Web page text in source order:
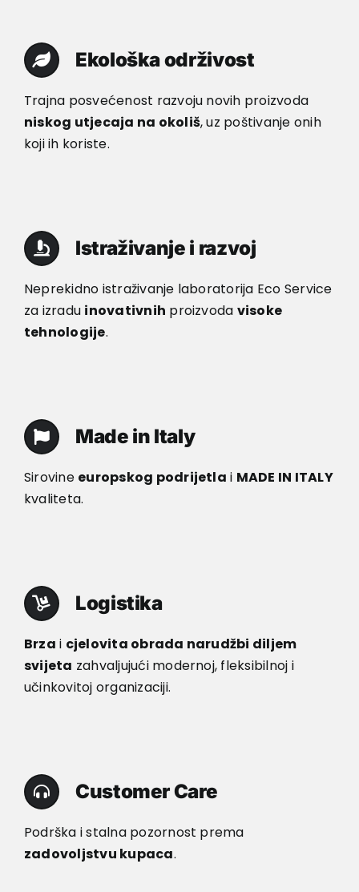
Ekološka održivost
Trajna posvećenost razvoju novih proizvoda
niskog utjecaja na okoliš, uz poštivanje onih
koji ih koriste.
Istraživanje i razvoj
Neprekidno istraživanje laboratorija Eco Service
za izradu inovativnih proizvoda visoke
tehnologije.
Made in Italy
Sirovine europskog podrijetla i MADE IN ITALY
kvaliteta.
Logistika
Brza i cjelovita obrada narudžbi diljem
svijeta zahvaljujući modernoj, fleksibilnoj i
učinkovitoj organizaciji.
Customer Care
Podrška i stalna pozornost prema
zadovoljstvu kupaca.